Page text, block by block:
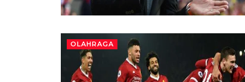
OLAHRAGA